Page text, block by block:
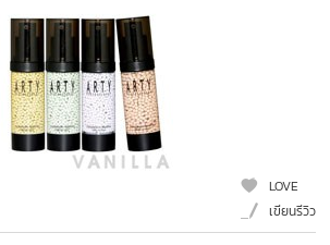
LOVE
เขียนรีวิว